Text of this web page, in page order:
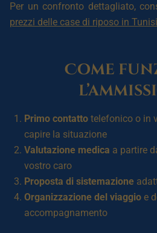
Per un confronto dettagliato,
prezzi delle case di riposo in
Come
Primo contatto telefonico o in
capire la situazione
Valutazione medica a partire
vostro caro
Proposta di sistemazione
Organizzazione del viaggio e
accompagnamento